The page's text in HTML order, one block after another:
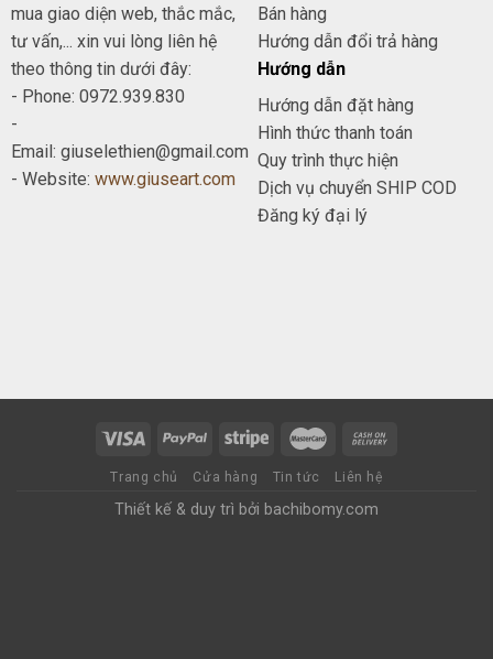
mua giao diện web, thắc mắc,
tư vấn,... xin vui lòng liên hệ
theo thông tin dưới đây:
- Phone: 0972.939.830
-
Email: giuselethien@gmail.com
- Website: www.giuseart.com
Bán hàng
Hướng dẫn đổi trả hàng
Hướng dẫn
Hướng dẫn đặt hàng
Hình thức thanh toán
Quy trình thực hiện
Dịch vụ chuyển SHIP COD
Đăng ký đại lý
Trang chủ Cửa hàng Tin tức Liên hệ
Thiết kế & duy trì bởi bachibomy.com